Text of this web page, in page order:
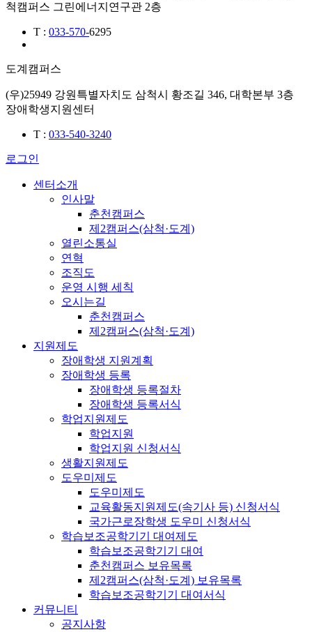
척캠퍼스 그린에너지연구관 2층
T : 033-570-6295
도계캠퍼스
(우)25949 강원특별자치도 삼척시 황조길 346, 대학본부 3층
장애학생지원센터
T : 033-540-3240
로그인
센터소개
인사말
춘천캠퍼스
제2캠퍼스(삼척·도계)
열린소통실
연혁
조직도
운영 시행 세칙
오시는길
춘천캠퍼스
제2캠퍼스(삼척·도계)
지원제도
장애학생 지원계획
장애학생 등록
장애학생 등록절차
장애학생 등록서식
학업지원제도
학업지원
학업지원 신청서식
생활지원제도
도우미제도
도우미제도
교육활동지원제도(속기사 등) 신청서식
국가근로장학생 도우미 신청서식
학습보조공학기기 대여제도
학습보조공학기기 대여
춘천캠퍼스 보유목록
제2캠퍼스(삼척·도계) 보유목록
학습보조공학기기 대여서식
커뮤니티
공지사항